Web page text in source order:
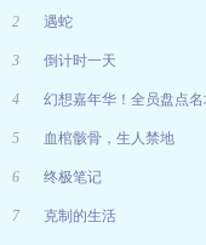
2 遇蛇
3 倒计时一天
4 幻想嘉年华！全员盘点名
5 血棺骸骨，生人禁地
6 终极笔记
7 克制的生活